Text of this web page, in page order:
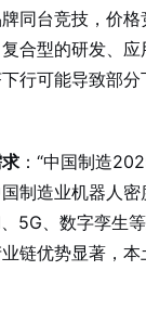
牌同台竞技，价
复合型的研发、
下行可能导致部
：“中国制造
国制造业机器人
、5G、数字孪生
业链优势显著，